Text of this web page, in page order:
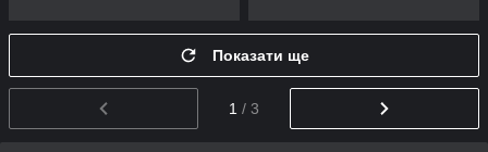
Показати ще
1 / 3